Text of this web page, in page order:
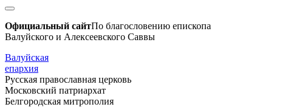
Официальный сайтПо благословению епископа
Валуйского и Алексеевского Саввы
Валуйская
епархия
Русская православная церковь
Московский патриархат
Белгородская митрополия